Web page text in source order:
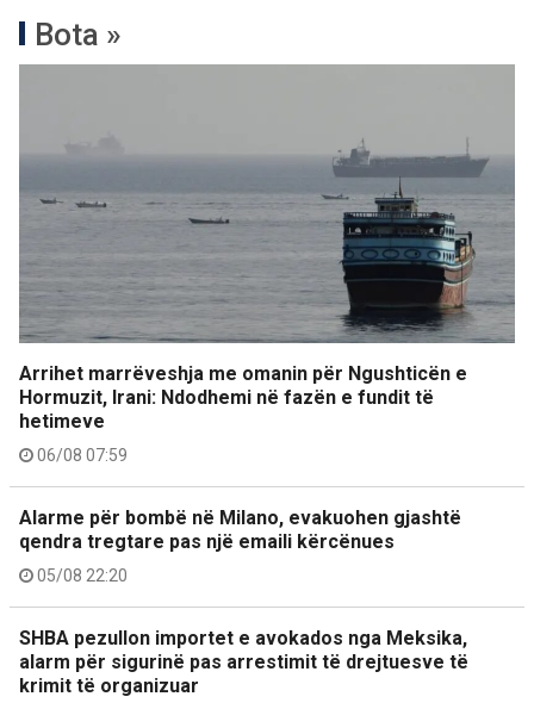
Bota »
Arrihet marrëveshja me omanin për Ngushticën e
Hormuzit, Irani: Ndodhemi në fazën e fundit të
hetimeve
06/08 07:59
Alarme për bombë në Milano, evakuohen gjashtë
qendra tregtare pas një emaili kërcënues
05/08 22:20
SHBA pezullon importet e avokados nga Meksika,
alarm për sigurinë pas arrestimit të drejtuesve të
krimit të organizuar